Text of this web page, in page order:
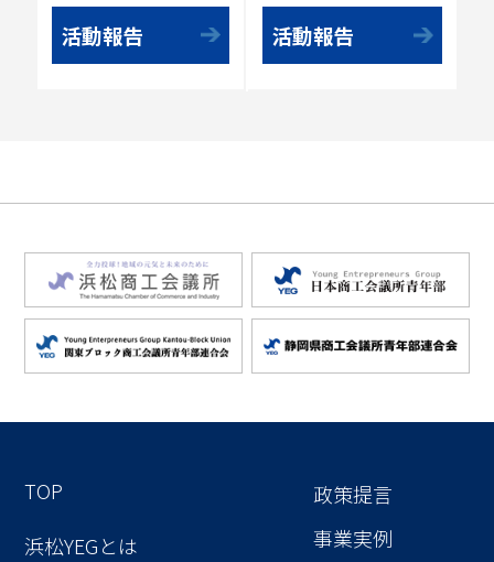
活動報告
活動報告
TOP
浜松YEGとは
政策提言
事業実例